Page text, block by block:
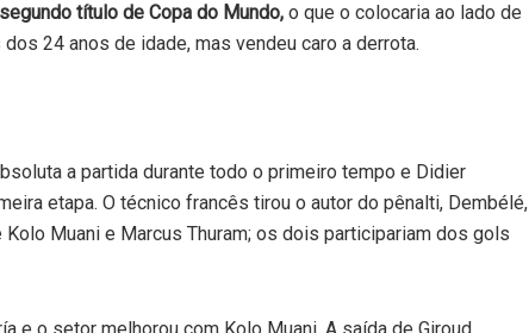
título de Copa do Mundo, o que o colocaria ao lado de
24 anos de idade, mas vendeu caro a derrota.
a partida durante todo o primeiro tempo e Didier
etapa. O técnico francês tirou o autor do pênalti, Dembélé,
Muani e Marcus Thuram; os dois participariam dos gols